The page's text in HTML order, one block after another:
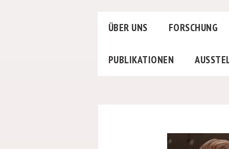
ÜBER UNS FORSCHUNG
PUBLIKATIONEN